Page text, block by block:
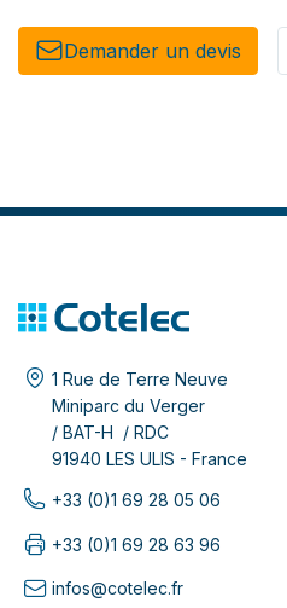
Demander un de​​vis​​
1 Rue de Terre Neuve
Miniparc du Verger
/ BAT-H / RDC
91940 LES ULIS - France
+33 (0)1 69 28 05 06
+33 (0)1 69 28 63 96
infos@cotelec.fr